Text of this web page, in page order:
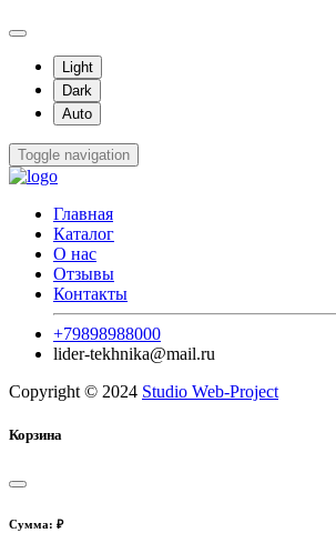
Light
Dark
Auto
Toggle navigation
Главная
Каталог
О нас
Отзывы
Контакты
+79898988000
lider-tekhnika@mail.ru
Copyright © 2024 Studio Web-Project
Корзина
Сумма: ₽